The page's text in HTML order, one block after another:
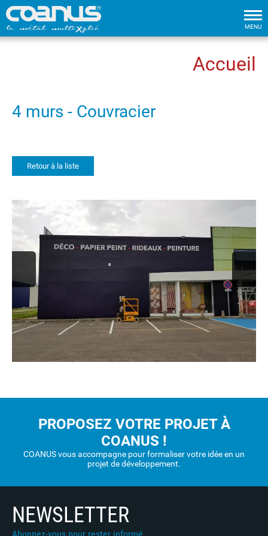
MENU
Accueil
4 murs - Couvracier
Retour à la liste
PROPOSEZ VOTRE PROJET À
COANUS !
COANUS vous accompagne pour formaliser votre idée en un
projet de développement.
NEWSLETTER